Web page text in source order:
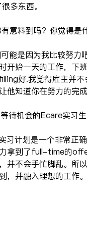
多东西。
意料到吗？你觉得是
能是因为我比较努
开始一天的工作，下
好.我觉得雇主并
他知道你在努力的完成
待机会的Ecare实习
习计划是一个非常正
拿到了full-time的
并不会手忙脚乱。所
，并融入理想的工作